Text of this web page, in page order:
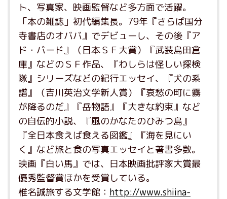
ト、写真家、映画監督など多方面で活躍。
「本の雑誌」初代編集長。79年『さらば国分
寺書店のオババ』でデビューし、その後『ア
ド・バード』（日本ＳＦ大賞）『武装島田倉
庫』などのＳＦ作品、『わしらは怪しい探検
隊』シリーズなどの紀行エッセイ、『犬の系
譜』（吉川英治文学新人賞）『哀愁の町に霧
が降るのだ』『岳物語』『大きな約束』など
の自伝的小説、『風のかなたのひみつ島』
『全日本食えば食える図鑑』『海を見にい
く』など旅と食の写真エッセイと著書多数。
映画『白い馬』では、日本映画批評家大賞最
優秀監督賞ほかを受賞している。
椎名誠旅する文学館： http://www.shiina-